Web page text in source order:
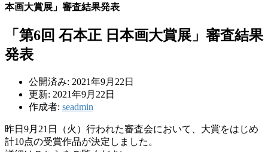
本画大賞展」審査結果発表
「第6回 石本正 日本画大賞展」審査結果
発表
公開済み: 2021年9月22日
更新: 2021年9月22日
作成者: seadmin
昨日9月21日（火）行われた審査会において、大賞をはじめ
計10点の受賞作品が決定しました。